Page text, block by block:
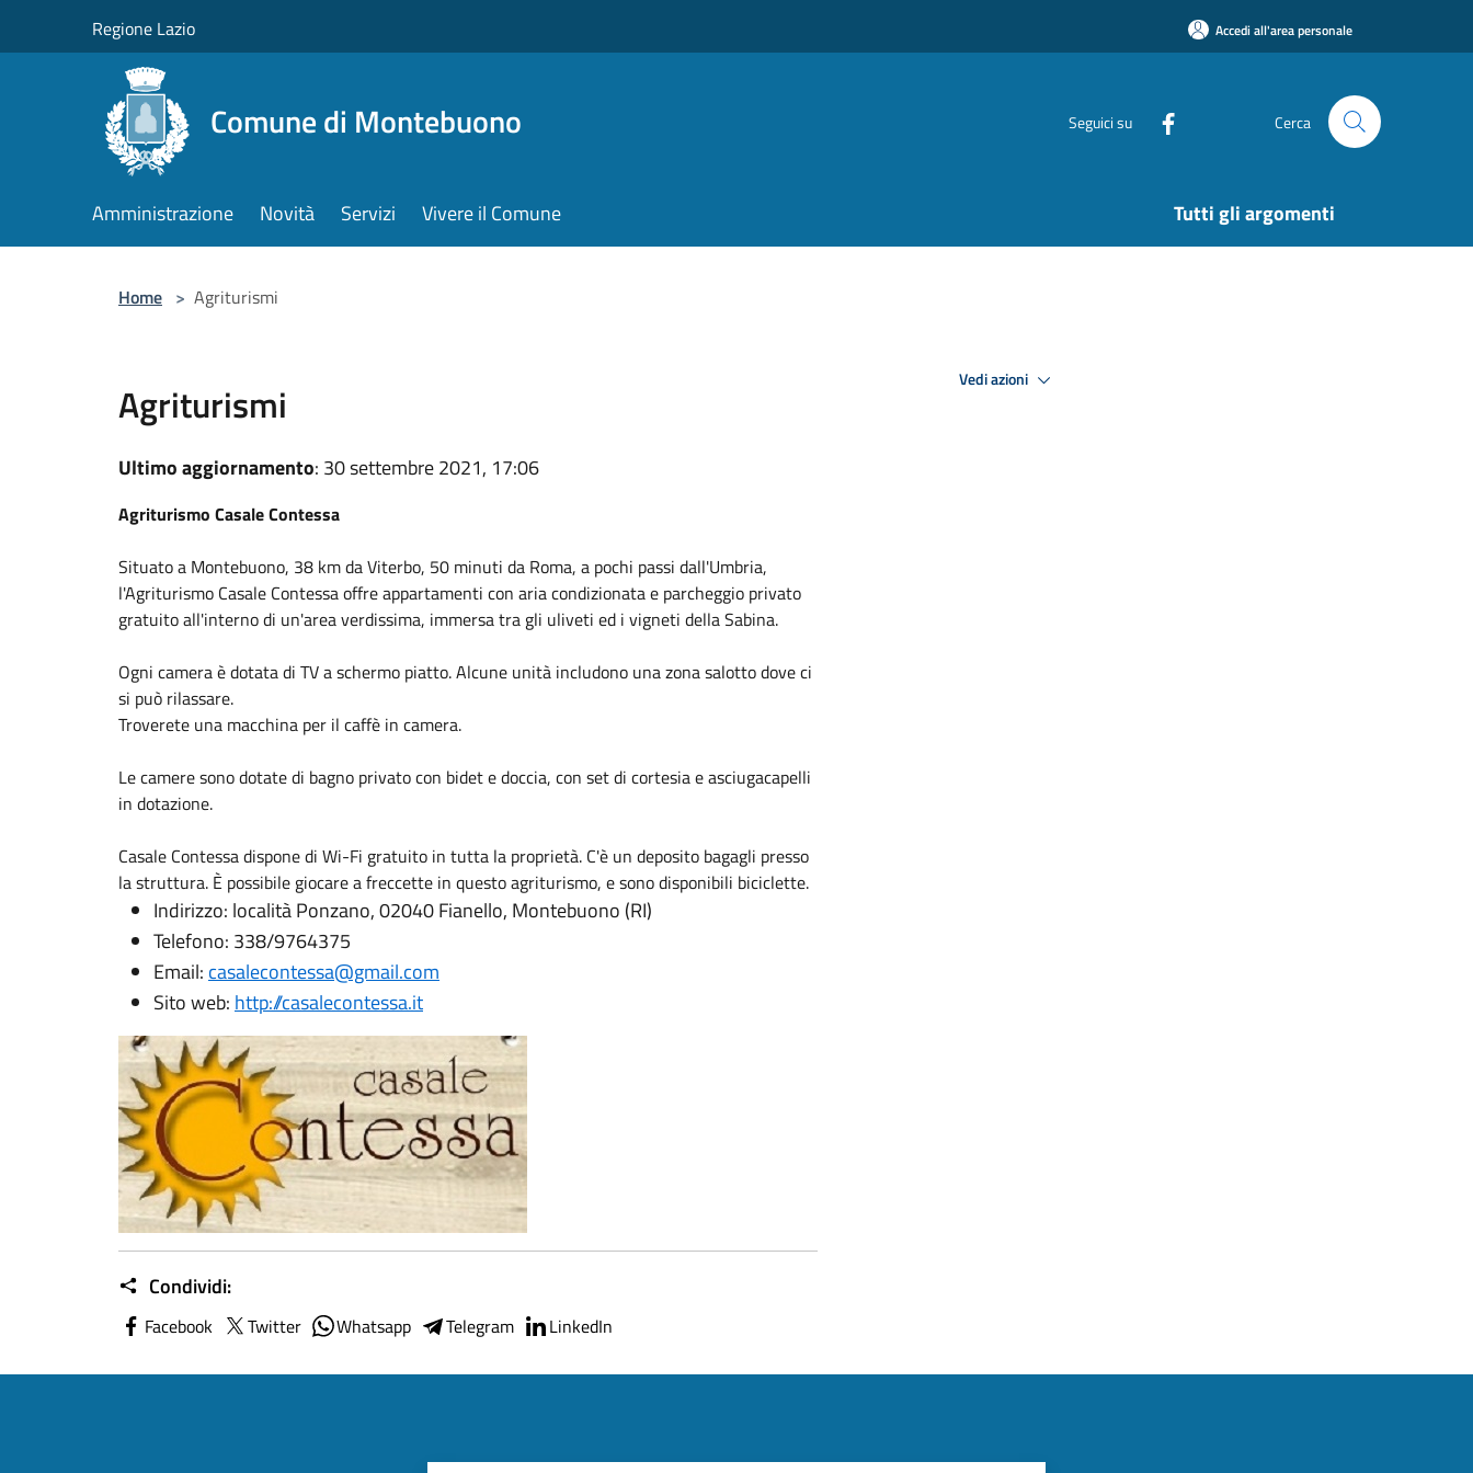
Regione Lazio Accedi all'area personale
Comune di Montebuono Seguici su Cerca
Amministrazione Novità Servizi Vivere il Comune Tutti gli argomenti
Home > Agriturismi
Agriturismi
Ultimo aggiornamento: 30 settembre 2021, 17:06
Agriturismo Casale Contessa
Situato a Montebuono, 38 km da Viterbo, 50 minuti da Roma, a pochi passi dall'Umbria,
l'Agriturismo Casale Contessa offre appartamenti con aria condizionata e parcheggio privato
gratuito all'interno di un'area verdissima, immersa tra gli uliveti ed i vigneti della Sabina.
Ogni camera è dotata di TV a schermo piatto. Alcune unità includono una zona salotto dove ci
si può rilassare.
Troverete una macchina per il caffè in camera.
Le camere sono dotate di bagno privato con bidet e doccia, con set di cortesia e asciugacapelli
in dotazione.
Casale Contessa dispone di Wi-Fi gratuito in tutta la proprietà. C'è un deposito bagagli presso
la struttura. È possibile giocare a freccette in questo agriturismo, e sono disponibili biciclette.
Indirizzo: località Ponzano, 02040 Fianello, Montebuono (RI)
Telefono: 338/9764375
Email: casalecontessa@gmail.com
Sito web: http://casalecontessa.it
Condividi:
Facebook Twitter Whatsapp Telegram LinkedIn
Vedi azioni